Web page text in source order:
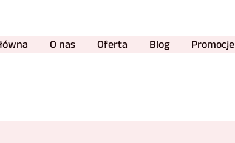
O nas Oferta Blog Promocje